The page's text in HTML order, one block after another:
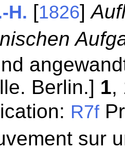
H. [1826]
Berlin.] 1,
R7f
sur